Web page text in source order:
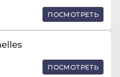
ПОСМОТРЕТЬ
ПОСМОТРЕТЬ